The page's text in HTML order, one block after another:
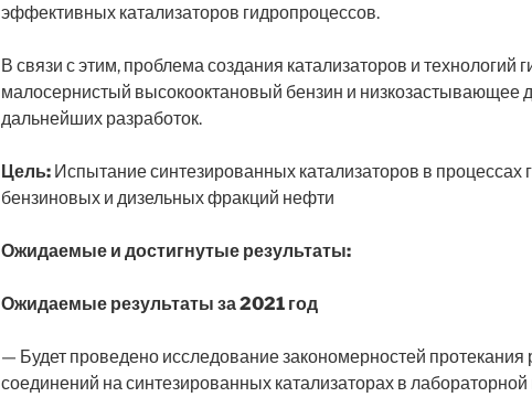
эффективных катализаторов гидропроцессов.
В связи с этим, проблема создания катализаторов и
малосернистый высокооктановый бензин и низкозастывающее
дальнейших разработок.
Цель: Испытание синтезированных катализаторов в процессах
бензиновых и дизельных фракций нефти
Ожидаемые и достигнутые результаты:
Ожидаемые результаты за 2021 год
— Будет проведено исследование закономерностей протекания
соединений на синтезированных катализаторах в